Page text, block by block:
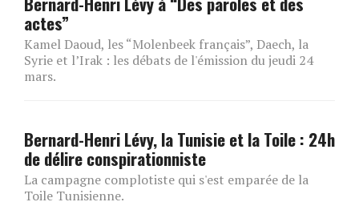
actes”
Kamel Daoud, les “Molenbeek français”, Daech, la
Syrie et l’Irak : les débats de l'émission du jeudi 24
mars.
Bernard-Henri Lévy, la Tunisie et la Toile : 24h
de délire conspirationniste
La campagne complotiste qui s'est emparée de la
Toile Tunisienne.